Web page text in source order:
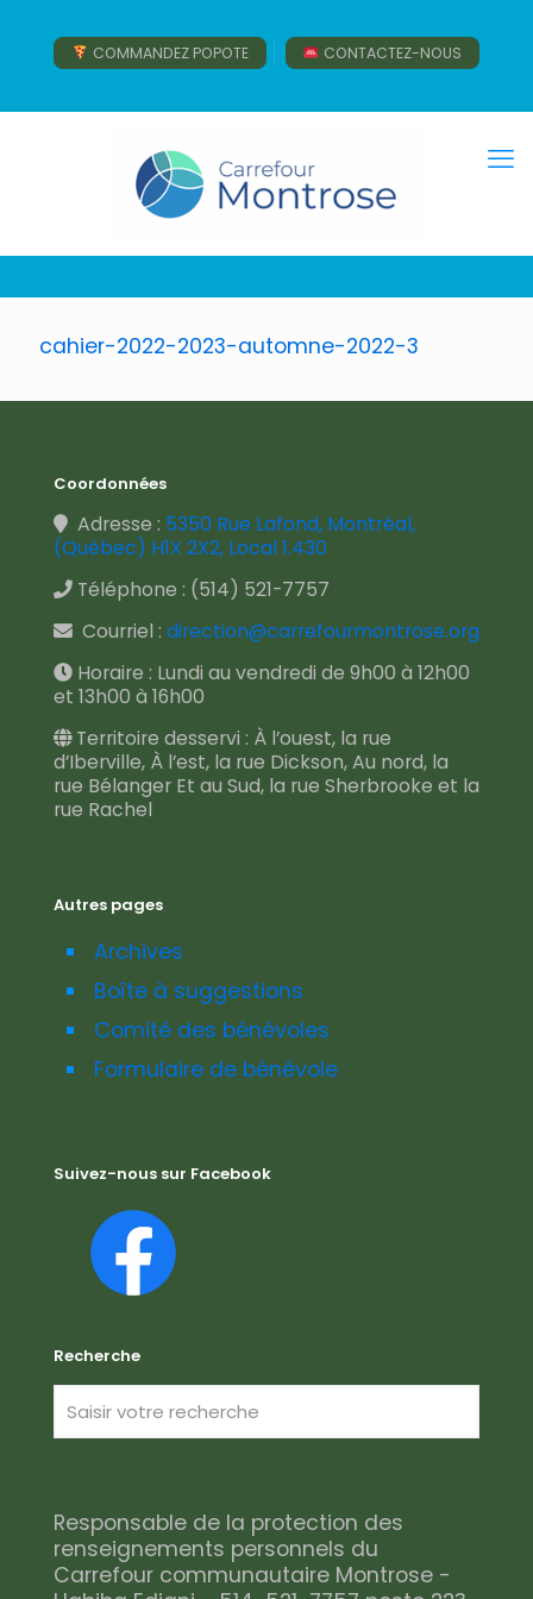
COMMANDEZ POPOTE CONTACTEZ-NOUS
cahier-2022-2023-automne-2022-3
Coordonnées
Adresse : 5350 Rue Lafond, Montréal,
(Québec) H1X 2X2, Local 1.430
Téléphone : (514) 521-7757
Courriel : direction@carrefourmontrose.org
Horaire : Lundi au vendredi de 9h00 à 12h00
et 13h00 à 16h00
Territoire desservi : À l’ouest, la rue
d’Iberville, À l’est, la rue Dickson, Au nord, la
rue Bélanger Et au Sud, la rue Sherbrooke et la
rue Rachel
Autres pages
Archives
Boîte à suggestions
Comité des bénévoles
Formulaire de bénévole
Suivez-nous sur Facebook
Recherche
Responsable de la protection des
renseignements personnels du
Carrefour communautaire Montrose -